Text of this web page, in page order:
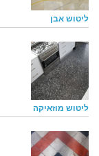
ליטוש אבן
ליטוש מוזאיקה